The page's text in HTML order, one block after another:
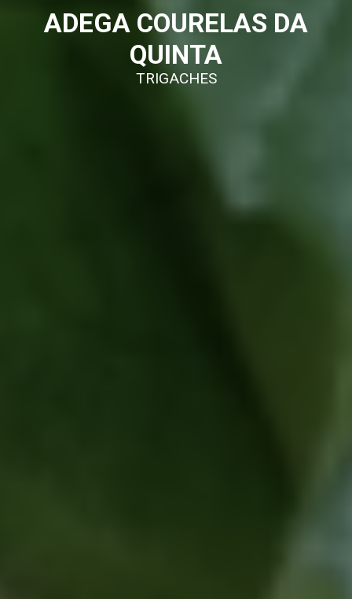
ADEGA COURELAS DA
QUINTA
TRIGACHES